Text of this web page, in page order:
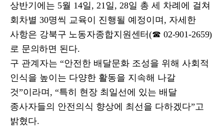
상반기에는 5월 14일, 21일, 28일 총 세 차례에 걸쳐
회차별 30명씩 교육이 진행될 예정이며 , 자세한
사항은 강북구 노동자종합지원센터(☎ 02-901-2659)
로 문의하면 된다.
구 관계자는 “안전한 배달문화 조성을 위해 사회적
인식을 높이는 다양한 활동을 지속해 나갈
것”이라며 , “특히 현장 최일선에 있는 배달
종사자들의 안전의식 향상에 최선을 다하겠다”고
밝혔다.